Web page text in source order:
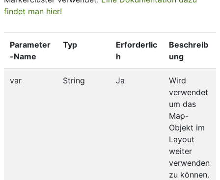
findet man hier!
Parameter
-Name
Typ
Erforderlic
h
Beschreib
ung
var String Ja
Wird
verwendet
um das
Map-
Objekt im
Layout
weiter
verwenden
zu können.